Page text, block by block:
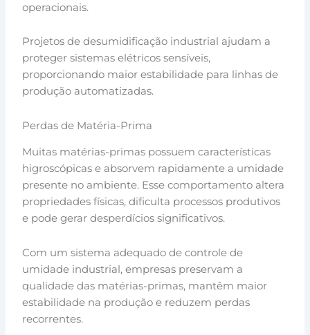
operacionais.
Projetos de desumidificação industrial ajudam a
proteger sistemas elétricos sensíveis,
proporcionando maior estabilidade para linhas de
produção automatizadas.
Perdas de Matéria-Prima
Muitas matérias-primas possuem características
higroscópicas e absorvem rapidamente a umidade
presente no ambiente. Esse comportamento altera
propriedades físicas, dificulta processos produtivos
e pode gerar desperdícios significativos.
Com um sistema adequado de controle de
umidade industrial, empresas preservam a
qualidade das matérias-primas, mantêm maior
estabilidade na produção e reduzem perdas
recorrentes.